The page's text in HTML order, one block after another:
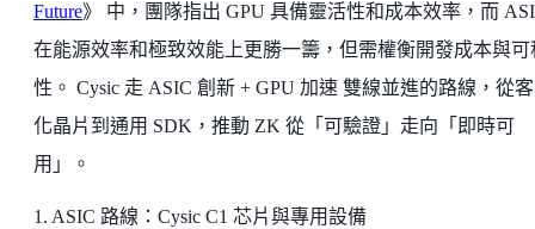
Future》 中，團隊指出 GPU 具備靈活性和成本效率，而
在能源效率和極致效能上更勝一籌，但需權衡開發成本與可
性。 Cysic 走 ASIC 創新 + GPU 加速 雙線並進的路線，從
化晶片到通用 SDK，推動 ZK 從「可驗證」走向「即時可
用」。
1. ASIC 路線：Cysic C1 芯片與專用設備